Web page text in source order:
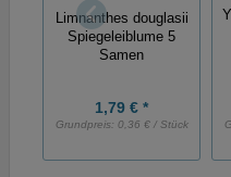
Limnanthes douglasii
Spiegeleiblume 5
Samen
1,79 € *
Grundpreis: 0,36 € / Stück